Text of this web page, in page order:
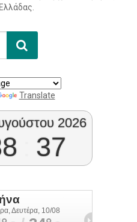
Translate
2026
38